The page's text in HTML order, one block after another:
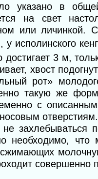
указано в
на свет
или личинкой.
у исполинского
достигает 3 м,
хвост
рот»
такую же
с
не захлебываться
необходимо, что
совершенно